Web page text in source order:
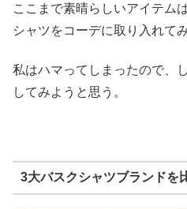
ここまで素晴らしいアイテム
シャツをコーデに取り入れて
私はハマってしまったので、
してみようと思う。
3大バスクシャツブランドを